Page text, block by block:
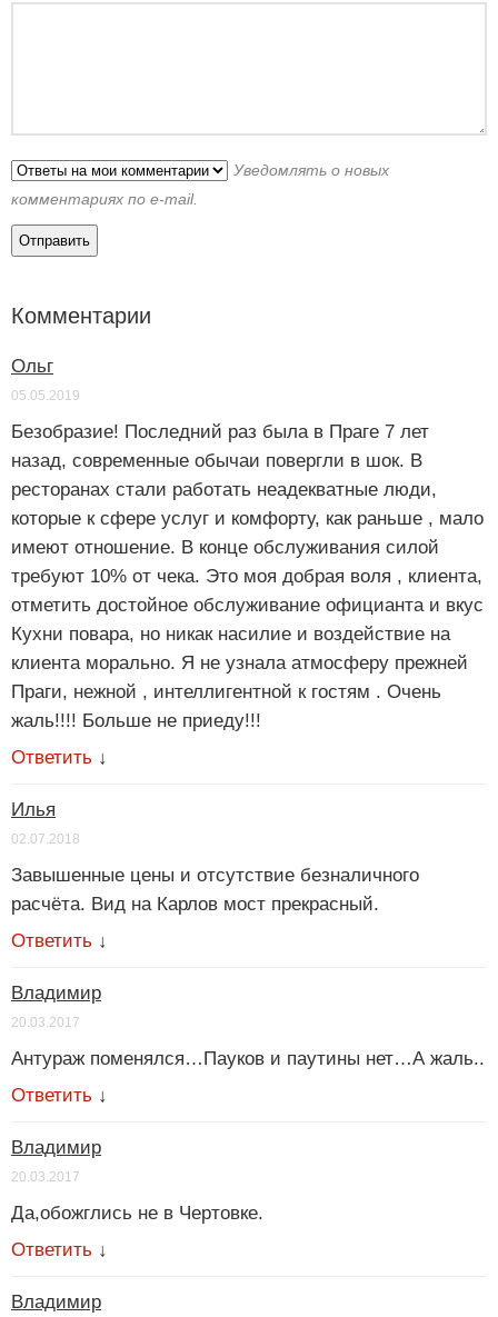
Уведомлять о новых
комментариях по e-mail.
Комментарии
Ольг
05.05.2019
Безобразие! Последний раз была в Праге 7 лет
назад, современные обычаи повергли в шок. В
ресторанах стали работать неадекватные люди,
которые к сфере услуг и комфорту, как раньше , мало
имеют отношение. В конце обслуживания силой
требуют 10% от чека. Это моя добрая воля , клиента,
отметить достойное обслуживание официанта и вкус
Кухни повара, но никак насилие и воздействие на
клиента морально. Я не узнала атмосферу прежней
Праги, нежной , интеллигентной к гостям . Очень
жаль!!!! Больше не приеду!!!
Ответить ↓
Илья
02.07.2018
Завышенные цены и отсутствие безналичного
расчёта. Вид на Карлов мост прекрасный.
Ответить ↓
Владимир
20.03.2017
Антураж поменялся…Пауков и паутины нет…А жаль..
Ответить ↓
Владимир
20.03.2017
Да,обожглись не в Чертовке.
Ответить ↓
Владимир